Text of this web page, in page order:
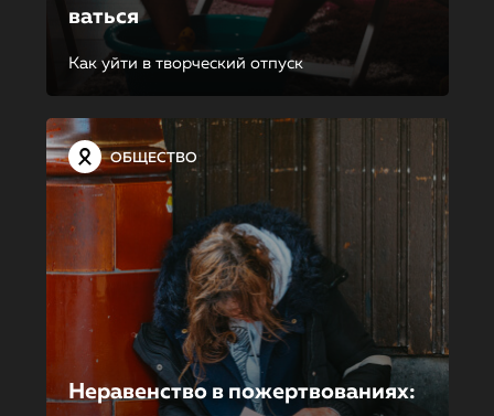
вать­ся
Как уйти в творческий отпуск
ОБЩЕСТВО
Неравенство в пожертвова­ни­ях: